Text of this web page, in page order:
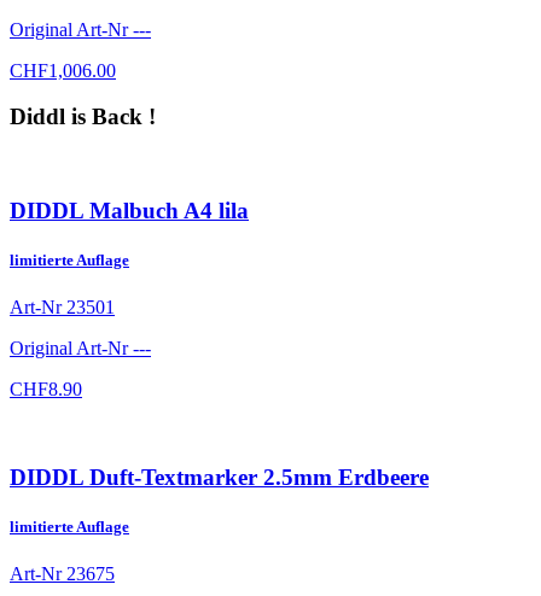
Original Art-Nr---
CHF1,006.00
Diddl is Back !
DIDDL Malbuch A4 lila
limitierte Auflage
Art-Nr 23501
Original Art-Nr---
CHF8.90
DIDDL Duft-Textmarker 2.5mm Erdbeere
limitierte Auflage
Art-Nr 23675